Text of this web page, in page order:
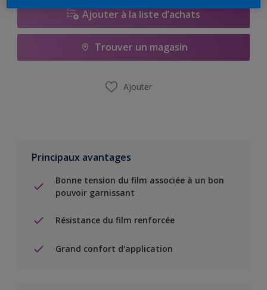
Ajouter à la liste d’achats
Trouver un magasin
Ajouter
Principaux avantages
Bonne tension du film associée à un bon
pouvoir garnissant
Résistance du film renforcée
Grand confort d'application